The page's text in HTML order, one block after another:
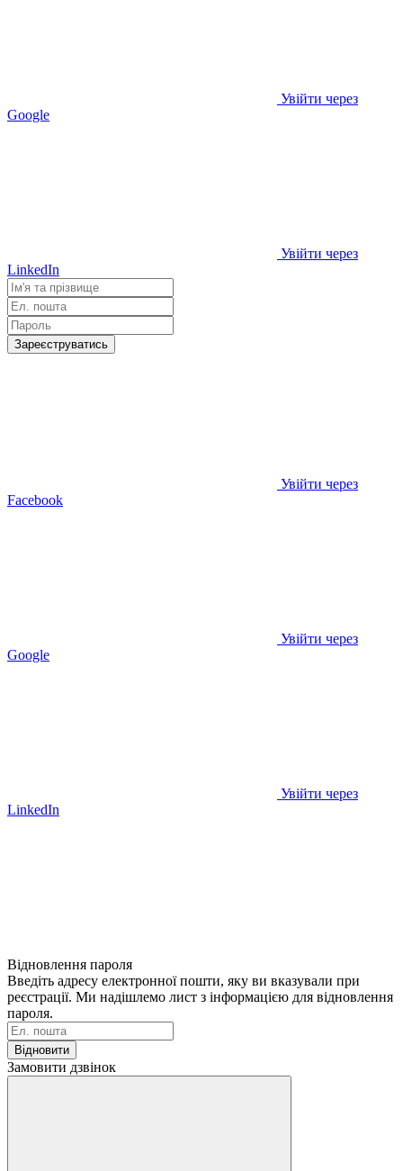
Увійти через
Google
Увійти через
LinkedIn
Зареєструватись
Увійти через
Facebook
Увійти через
Google
Увійти через
LinkedIn
Відновлення пароля
Введіть адресу електронної пошти, яку ви вказували при
реєстрації. Ми надішлемо лист з інформацією для відновлення
пароля.
Відновити
Замовити дзвінок